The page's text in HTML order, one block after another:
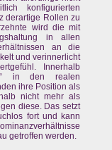
konfigurierten
derartige Rollen zu
wird die mit
in allen
an die
und verinnerlicht
Innerhalb
in den realen
ihre Position als
nicht mehr als
diese. Das setzt
fort und kann
getroffen werden.